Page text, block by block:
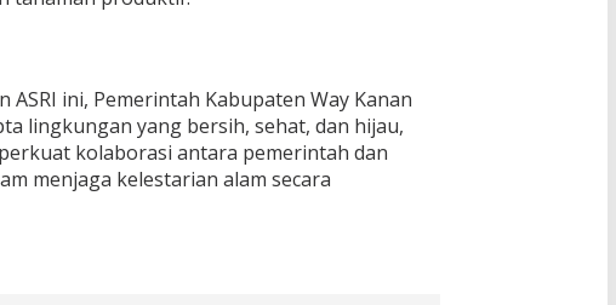
ASRI ini, Pemerintah Kabupaten Way Kanan
lingkungan yang bersih, sehat, dan hijau,
kolaborasi antara pemerintah dan
menjaga kelestarian alam secara